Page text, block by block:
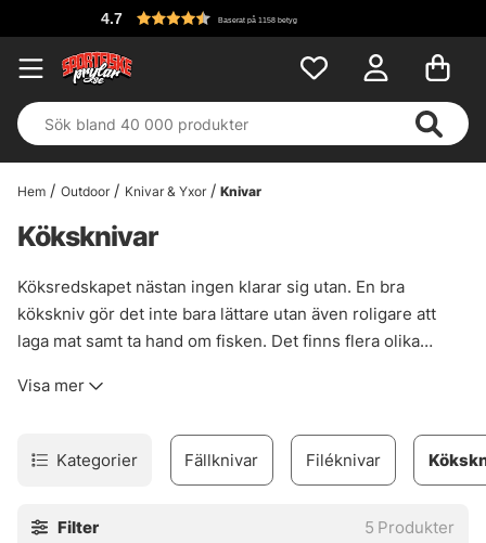
4.7 Baserat på 1158 betyg
Hem Outdoor Knivar & Yxor Knivar
Köksknivar
Köksredskapet nästan ingen klarar sig utan. En bra
kökskniv gör det inte bara lättare utan även roligare att
laga mat samt ta hand om fisken. Det finns flera olika
brödknivar till den klassiska kockkniven. Ni finner här vårat
Visa mer
Kategorier Fällknivar Filéknivar
Filter 5 Produkter